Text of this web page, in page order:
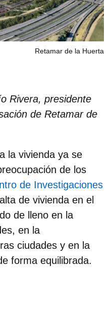
Retamar de la Huerta
Rivera, presidente
de Retamar de
la vivienda ya se
de los
de Investigaciones
de vivienda en el
de lleno en la
en la
ciudades y en la
forma equilibrada.